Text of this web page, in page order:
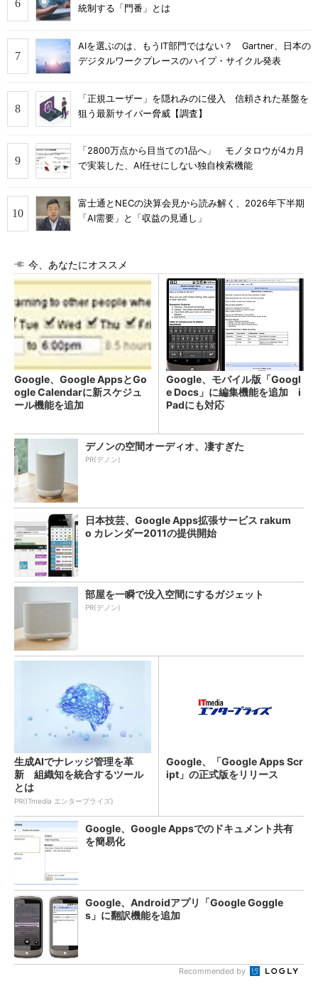
統制する「門番」とは
AIを選ぶのは、もうIT部門ではない？ Gartner、日本の
デジタルワークプレースのハイプ・サイクル発表
「正規ユーザー」を隠れみのに侵入 信頼された基盤を
狙う最新サイバー脅威【調査】
「2800万点から目当ての1品へ」 モノタロウが4カ月
で実装した、AI任せにしない独自検索機能
富士通とNECの決算会見から読み解く、2026年下半期
「AI需要」と「収益の見通し」
今、あなたにオススメ
Google、Google AppsとGo
ogle Calendarに新スケジュ
ール機能を追加
Google、モバイル版「Googl
e Docs」に編集機能を追加 i
Padにも対応
デノンの空間オーディオ、凄すぎた
PR(デノン)
日本技芸、Google Apps拡張サービス rakum
o カレンダー2011の提供開始
部屋を一瞬で没入空間にするガジェット
PR(デノン)
生成AIでナレッジ管理を革
新 組織知を統合するツール
とは
PR(ITmedia エンタープライズ)
Google、「Google Apps Scr
ipt」の正式版をリリース
Google、Google Appsでのドキュメント共有
を簡易化
Google、Androidアプリ「Google Goggle
s」に翻訳機能を追加
Recommended by